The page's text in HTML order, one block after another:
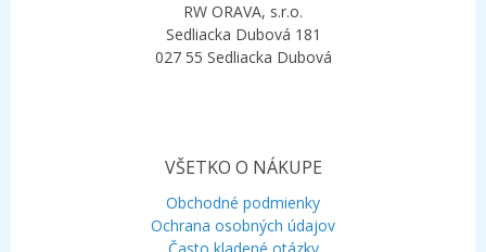
RW ORAVA, s.r.o.
Sedliacka Dubová 181
027 55 Sedliacka Dubová
VŠETKO O NÁKUPE
Obchodné podmienky
Ochrana osobných údajov